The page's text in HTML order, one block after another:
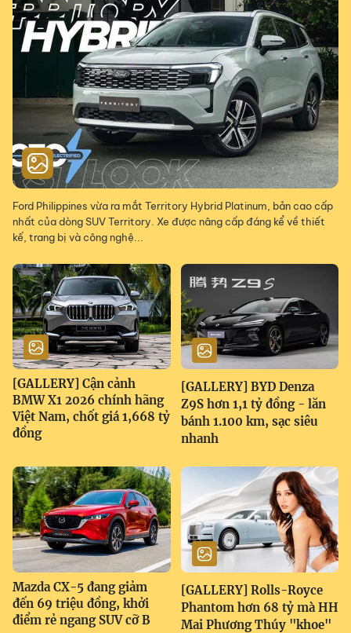
Ford Philippines vừa ra mắt Territory Hybrid Platinum, bản cao cấp
nhất của dòng SUV Territory. Xe được nâng cấp đáng kể về thiết
kế, trang bị và công nghệ...
[GALLERY] Cận cảnh
BMW X1 2026 chính hãng
Việt Nam, chốt giá 1,668 tỷ
đồng
[GALLERY] BYD Denza
Z9S hơn 1,1 tỷ đồng - lăn
bánh 1.100 km, sạc siêu
nhanh
Mazda CX-5 đang giảm
đến 69 triệu đồng, khởi
điểm rẻ ngang SUV cỡ B
[GALLERY] Rolls-Royce
Phantom hơn 68 tỷ mà HH
Mai Phương Thúy "khoe"